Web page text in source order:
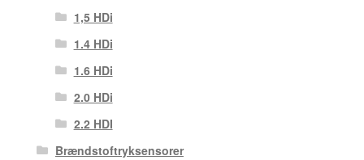
1,5 HDi
1.4 HDi
1.6 HDi
2.0 HDi
2.2 HDI
Brændstoftryksensorer